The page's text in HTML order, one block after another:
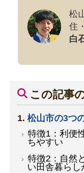
松
住
白
この記事
松山市の3つ
特徴1：利便
ちやすい
特徴2：自然
い田舎暮らし